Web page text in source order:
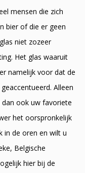
mensen die zich
bier of die er geen
niet zozeer
Het glas waaruit
namelijk voor dat de
Alleen
ook uw favoriete
het oorspronkelijk
in de oren en wilt u
Belgische
hier bij de